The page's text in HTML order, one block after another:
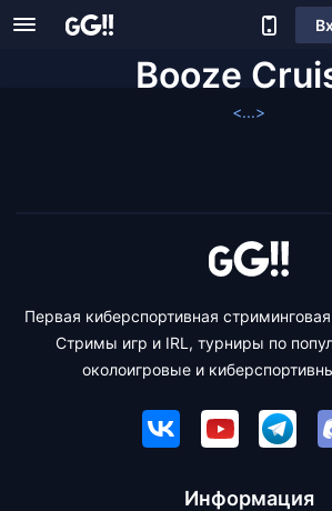
Booze
<...>
Первая киберспортивная
Стримы игр и IRL, турниры по
околоигровые и
Информация